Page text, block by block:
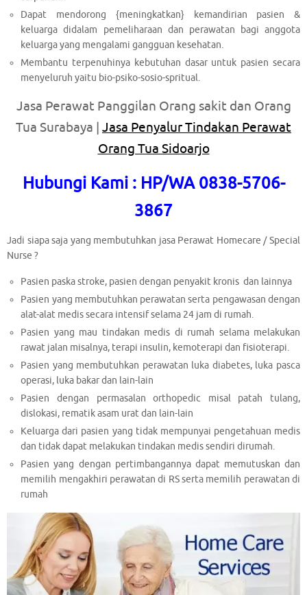
Dapat mendorong {meningkatkan} kemandirian pasien &
keluarga didalam pemeliharaan dan perawatan bagi anggota
keluarga yang mengalami gangguan kesehatan.
Membantu terpenuhinya kebutuhan dasar untuk pasien secara
menyeluruh yaitu bio-psiko-sosio-spritual.
Jasa Perawat Panggilan Orang sakit dan Orang
Tua Surabaya | Jasa Penyalur Tindakan Perawat
Orang Tua Sidoarjo
Hubungi Kami : HP/WA 0838-5706-
3867
Jadi siapa saja yang membutuhkan jasa Perawat Homecare / Special
Nurse ?
Pasien paska stroke, pasien dengan penyakit kronis dan lainnya
Pasien yang membutuhkan perawatan serta pengawasan dengan
alat-alat medis secara intensif selama 24 jam di rumah.
Pasien yang mau tindakan medis di rumah selama melakukan
rawat jalan misalnya, terapi insulin, kemoterapi dan fisioterapi.
Pasien yang membutuhkan perawatan luka diabetes, luka pasca
operasi, luka bakar dan lain-lain
Pasien dengan permasalan orthopedic misal patah tulang,
dislokasi, rematik asam urat dan lain-lain
Keluarga dari pasien yang tidak mempunyai pengetahuan medis
dan tidak dapat melakukan tindakan medis sendiri dirumah.
Pasien yang dengan pertimbangannya dapat memutuskan dan
memilih mengakhiri perawatan di RS serta memilih perawatan di
rumah